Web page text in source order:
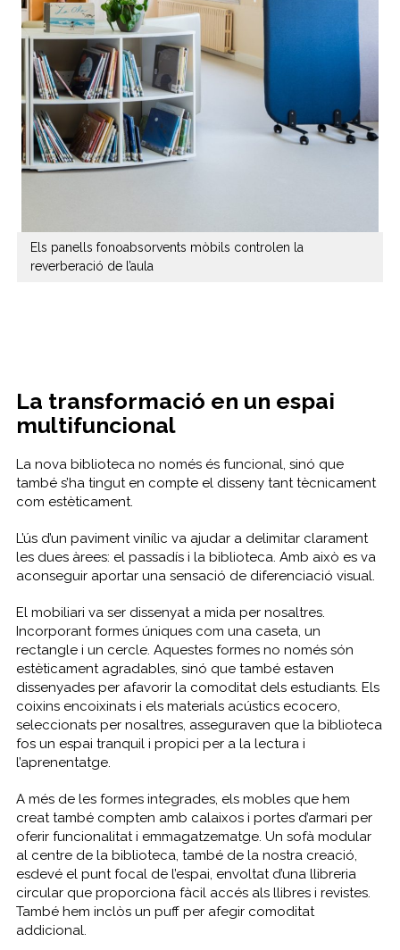
Els panells fonoabsorvents mòbils controlen la
reverberació de l’aula
La transformació en un espai
multifuncional
La nova biblioteca no només és funcional, sinó que
també s’ha tingut en compte el disseny tant tècnicament
com estèticament.
L’ús d’un paviment vinílic va ajudar a delimitar clarament
les dues àrees: el passadís i la biblioteca. Amb això es va
aconseguir aportar una sensació de diferenciació visual.
El mobiliari va ser dissenyat a mida per nosaltres.
Incorporant formes úniques com una caseta, un
rectangle i un cercle. Aquestes formes no només són
estèticament agradables, sinó que també estaven
dissenyades per afavorir la comoditat dels estudiants. Els
coixins encoixinats i els materials acústics ecocero,
seleccionats per nosaltres, asseguraven que la biblioteca
fos un espai tranquil i propici per a la lectura i
l’aprenentatge.
A més de les formes integrades, els mobles que hem
creat també compten amb calaixos i portes d’armari per
oferir funcionalitat i emmagatzematge. Un sofà modular
al centre de la biblioteca, també de la nostra creació,
esdevé el punt focal de l’espai, envoltat d’una llibreria
circular que proporciona fàcil accés als llibres i revistes.
També hem inclòs un puff per afegir comoditat
addicional.